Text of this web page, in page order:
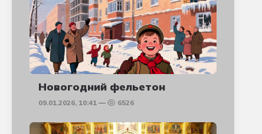
Новогодний фельетон
09.01.2026, 10:41 6526